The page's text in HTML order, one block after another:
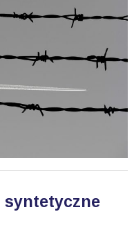
syntetyczne